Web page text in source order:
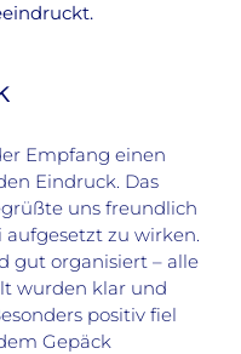
Empfang einen
Eindruck. Das
uns freundlich
zu wirken.
gut organisiert – alle
wurden klar und
positiv fiel
Gepäck